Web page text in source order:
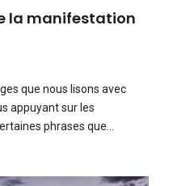
la manifestation
que nous lisons avec
appuyant sur les
phrases que…